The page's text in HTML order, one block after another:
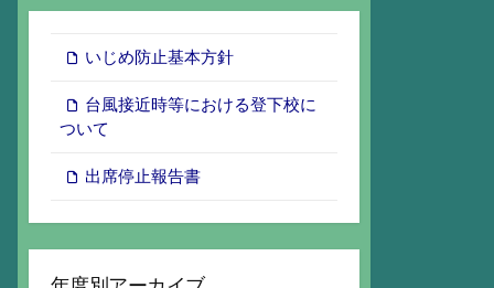
いじめ防止基本方針
台風接近時等における登下校に
ついて
出席停止報告書